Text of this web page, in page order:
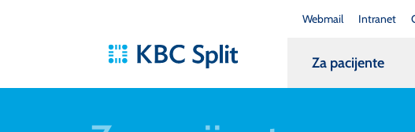
Webmail Intranet
Za pacijente